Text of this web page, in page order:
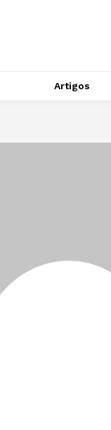
Artigos